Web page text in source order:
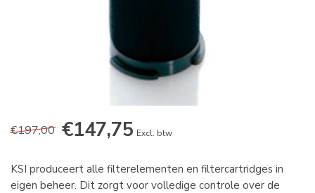
€197,00 €147,75 Excl. btw
KSI produceert alle filterelementen en filtercartridges in
eigen beheer. Dit zorgt voor volledige controle over de